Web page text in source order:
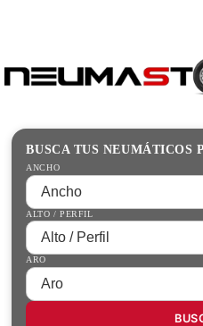
productosInicio
Guías Prácticas
Tienda
BUSCA TUS NEUMÁTICOS
ANCHO
ALTO / PERFIL
ARO